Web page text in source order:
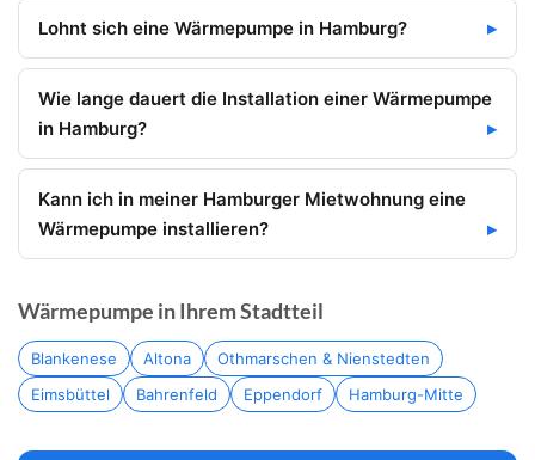
Lohnt sich eine Wärmepumpe in Hamburg?
Wie lange dauert die Installation einer Wärmepumpe
in Hamburg?
Kann ich in meiner Hamburger Mietwohnung eine
Wärmepumpe installieren?
Wärmepumpe in Ihrem Stadtteil
Blankenese Altona
Othmarschen & Nienstedten
Eimsbüttel
Bahrenfeld Eppendorf Hamburg-Mitte